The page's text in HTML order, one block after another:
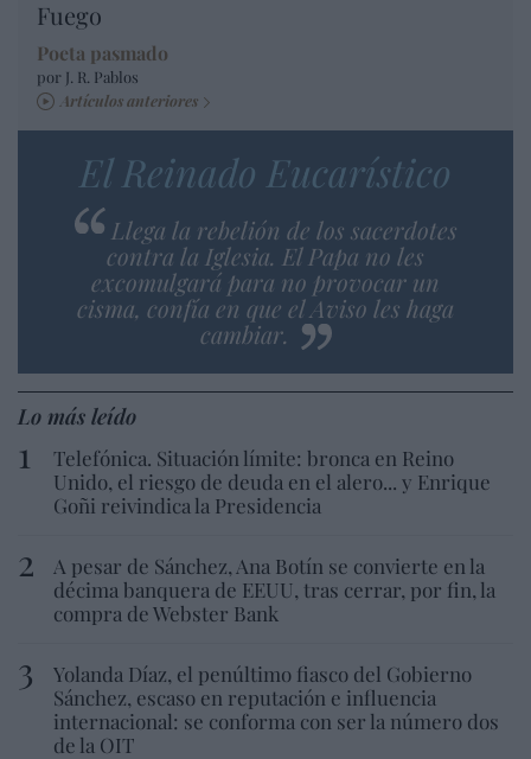
Fuego
Poeta pasmado
por J. R. Pablos
Artículos anteriores
El Reinado Eucarístico
Llega la rebelión de los sacerdotes
contra la Iglesia. El Papa no les
excomulgará para no provocar un
cisma, confía en que el Aviso les haga
cambiar.
Lo más leído
Telefónica. Situación límite: bronca en Reino
Unido, el riesgo de deuda en el alero... y Enrique
Goñi reivindica la Presidencia
A pesar de Sánchez, Ana Botín se convierte en la
décima banquera de EEUU, tras cerrar, por fin, la
compra de Webster Bank
Yolanda Díaz, el penúltimo fiasco del Gobierno
Sánchez, escaso en reputación e influencia
internacional: se conforma con ser la número dos
de la OIT